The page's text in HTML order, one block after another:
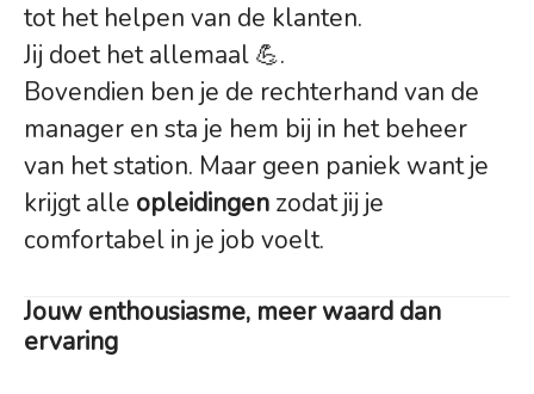
tot het helpen van de klanten.
Jij doet het allemaal 💪.
Bovendien ben je de rechterhand van de
manager en sta je hem bij in het beheer
van het station. Maar geen paniek want je
krijgt alle opleidingen zodat jij je
comfortabel in je job voelt.
Jouw enthousiasme, meer waard dan
ervaring